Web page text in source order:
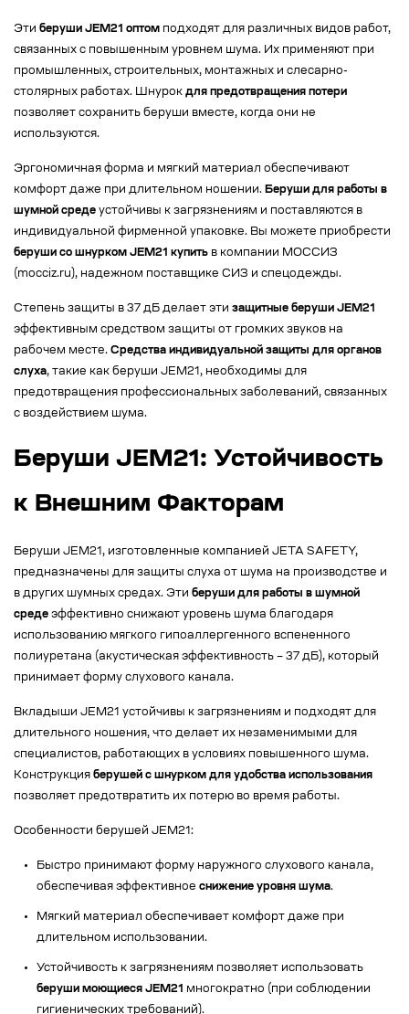
Эти беруши JEM21 оптом подходят для различных видов работ,
связанных с повышенным уровнем шума. Их применяют при
промышленных, строительных, монтажных и слесарно-
столярных работах. Шнурок для предотвращения потери
позволяет сохранить беруши вместе, когда они не
используются.
Эргономичная форма и мягкий материал обеспечивают
комфорт даже при длительном ношении. Беруши для работы в
шумной среде устойчивы к загрязнениям и поставляются в
индивидуальной фирменной упаковке. Вы можете приобрести
беруши со шнурком JEM21 купить в компании МОССИЗ
(mocciz.ru), надежном поставщике СИЗ и спецодежды.
Степень защиты в 37 дБ делает эти защитные беруши JEM21
эффективным средством защиты от громких звуков на
рабочем месте. Средства индивидуальной защиты для органов
слуха, такие как беруши JEM21, необходимы для
предотвращения профессиональных заболеваний, связанных
с воздействием шума.
Беруши JEM21: Устойчивость
к Внешним Факторам
Беруши JEM21, изготовленные компанией JETA SAFETY,
предназначены для защиты слуха от шума на производстве и
в других шумных средах. Эти беруши для работы в шумной
среде эффективно снижают уровень шума благодаря
использованию мягкого гипоаллергенного вспененного
полиуретана (акустическая эффективность – 37 дБ), который
принимает форму слухового канала.
Вкладыши JEM21 устойчивы к загрязнениям и подходят для
длительного ношения, что делает их незаменимыми для
специалистов, работающих в условиях повышенного шума.
Конструкция берушей с шнурком для удобства использования
позволяет предотвратить их потерю во время работы.
Особенности берушей JEM21:
Быстро принимают форму наружного слухового канала,
обеспечивая эффективное снижение уровня шума.
Мягкий материал обеспечивает комфорт даже при
длительном использовании.
Устойчивость к загрязнениям позволяет использовать
беруши моющиеся JEM21 многократно (при соблюдении
гигиенических требований).